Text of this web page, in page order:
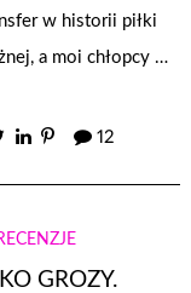
w historii piłki
a moi chłopcy …
12
GROZY.